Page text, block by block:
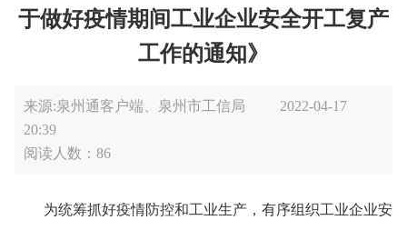
于做好疫情期间工业企业安全开工复产
工作的通知》
来源:泉州通客户端、泉州市工信局
2022-04-17
20:39
阅读人数： 86
为统筹抓好疫情防控和工业生产，有序组织工业企业安